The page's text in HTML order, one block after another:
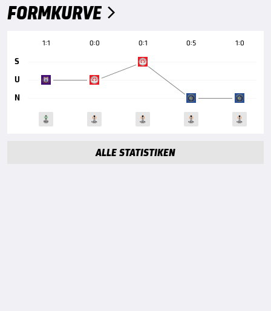
FORMKURVE 
1:1 0:0 0:1 0:5 1:0
S
U
N
ALLE STATISTIKEN